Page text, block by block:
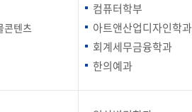
콘텐츠
컴퓨터학부
아트앤산업디자인학과
회계세무금융학과
한의예과